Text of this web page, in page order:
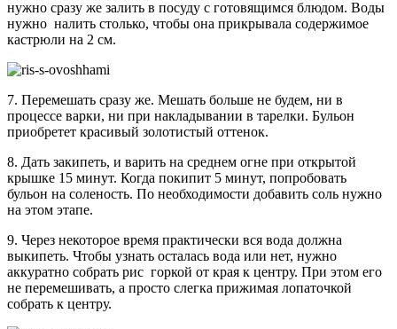
нужно сразу же залить в посуду с готовящимся блюдом. Воды
нужно налить столько, чтобы она прикрывала содержимое
кастрюли на 2 см.
7. Перемешать сразу же. Мешать больше не будем, ни в
процессе варки, ни при накладывании в тарелки. Бульон
приобретет красивый золотистый оттенок.
8. Дать закипеть, и варить на среднем огне при открытой
крышке 15 минут. Когда покипит 5 минут, попробовать
бульон на соленость. По необходимости добавить соль нужно
на этом этапе.
9. Через некоторое время практически вся вода должна
выкипеть. Чтобы узнать осталась вода или нет, нужно
аккуратно собрать рис горкой от края к центру. При этом его
не перемешивать, а просто слегка прижимая лопаточкой
собрать к центру.